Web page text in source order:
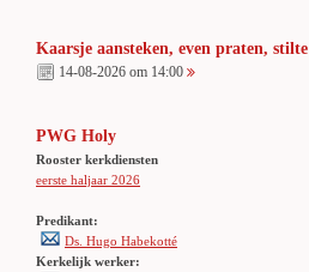
Kaarsje aansteken, even praten, stilte
14-08-2026 om 14:00
PWG Holy
Rooster kerkdiensten
eerste haljaar 2026
Predikant:
Ds. Hugo Habekotté
Kerkelijk werker: